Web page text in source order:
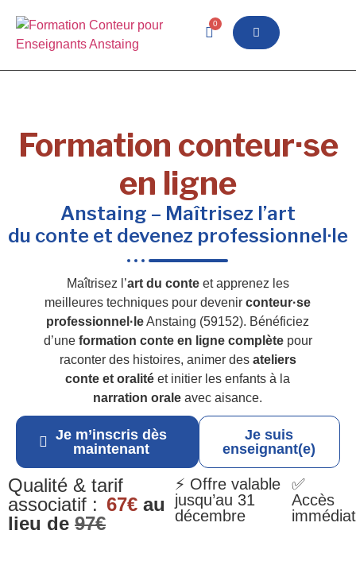
0
Formation conteur·se
en ligne
Anstaing – Maîtrisez l’art
du conte et devenez professionnel·le
Maîtrisez l’art du conteet apprenez les
meilleures techniques pour devenirconteur·se
professionnel·leAnstaing (59152). Bénéficiez
d’une formation conte en ligne complètepour
raconter des histoires, animer des ateliers
conte et oralité et initier les enfants à la
narration orale avec aisance.
Je m’inscris dès
maintenant
Je suis
enseignant(e)
Qualité & tarif
associatif : 67€ au
lieu de 97€
⚡ Offre valable
jusqu’au 31
décembre
✅
Accès
immédiat